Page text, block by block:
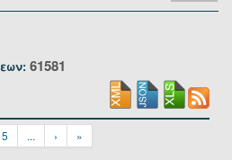
61581
5 ... › »